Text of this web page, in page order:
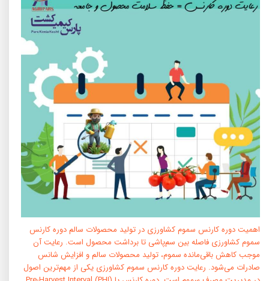
اهمیت دوره کارنس سموم کشاورزی در تولید محصولات سالم دوره کارنس
سموم کشاورزی فاصله بین سم‌پاشی تا برداشت محصول است. رعایت آن
موجب کاهش باقی‌مانده سموم، تولید محصولات سالم و افزایش شانس
صادرات می‌شود. رعایت دوره کارنس سموم کشاورزی یکی از مهم‌ترین اصول